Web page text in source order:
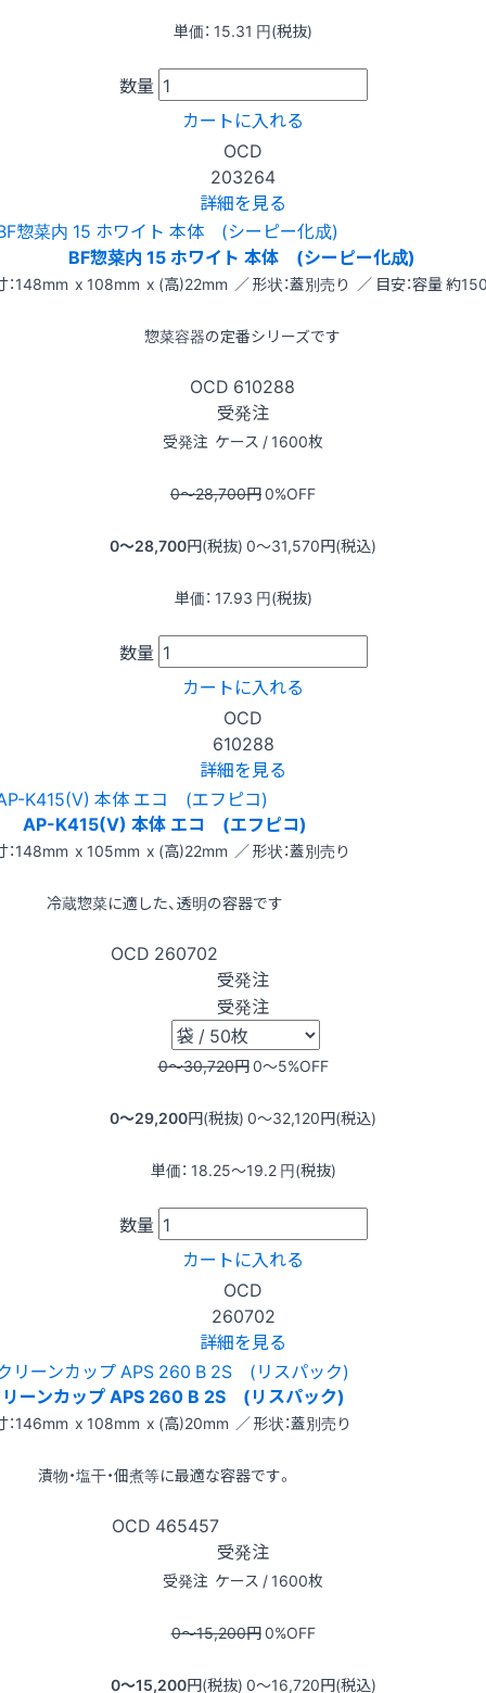
単価： 15.31 円(税抜)
数量
カートに入れる
OCD
203264
詳細を見る
BF惣菜内 15 ホワイト 本体 (シーピー化成)
：148mm x 108mm x (高)22mm ／ 形状：蓋別売り ／ 目安：容量 約
惣菜容器の定番シリーズです
OCD 610288
受発注
受発注 ケース / 1600枚
0〜28,700円0%OFF
0〜28,700円(税抜) 0〜31,570円(税込)
単価： 17.93 円(税抜)
数量
カートに入れる
OCD
610288
詳細を見る
AP-K415(V) 本体 エコ (エフピコ)
：148mm x 105mm x (高)22mm ／ 形状：蓋別売り
冷蔵惣菜に適した、透明の容器です
OCD 260702
受発注
受発注
0〜30,720円0〜5%OFF
0〜29,200円(税抜) 0〜32,120円(税込)
単価： 18.25〜19.2 円(税抜)
数量
カートに入れる
OCD
260702
詳細を見る
ーンカップ APS 260 B 2S (リスパック)
：146mm x 108mm x (高)20mm ／ 形状：蓋別売り
漬物・塩干・佃煮等に最適な容器です。
OCD 465457
受発注
受発注 ケース / 1600枚
0〜15,200円0%OFF
0〜15,200円(税抜) 0〜16,720円(税込)